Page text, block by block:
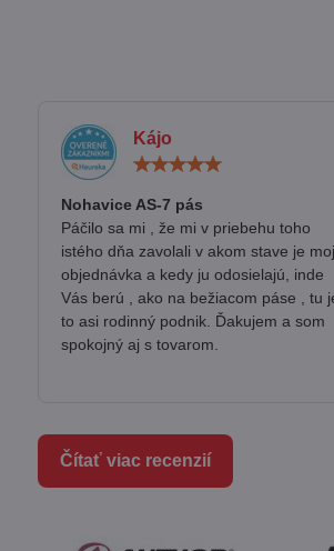
Kájo
Nohavice AS-7 pás
Páčilo sa mi , že mi v priebehu toho
istého dňa zavolali v akom stave je
objednávka a kedy ju odosielajú, inde
Vás berú , ako na bežiacom páse , tu
to asi rodinný podnik. Ďakujem a som
spokojný aj s tovarom.
Čítať viac recenzií